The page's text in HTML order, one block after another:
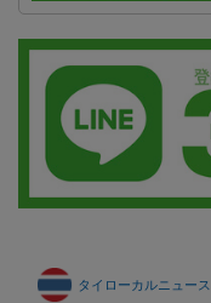
タイローカルニュース